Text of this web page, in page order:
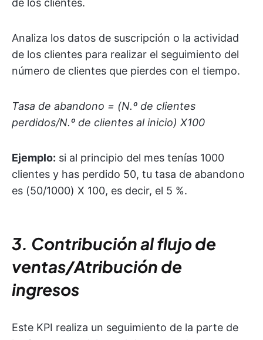
Analiza los datos de suscripción o la actividad
de los clientes para realizar el seguimiento del
número de clientes que pierdes con el tiempo.
Tasa de abandono = (N.º de clientes
perdidos/N.º de clientes al inicio) X100
Ejemplo: si al principio del mes tenías 1000
clientes y has perdido 50, tu tasa de abandono
es (50/1000) X 100, es decir, el 5 %.
3. Contribución al flujo de
ventas/Atribución de
ingresos
Este KPI realiza un seguimiento de la parte de